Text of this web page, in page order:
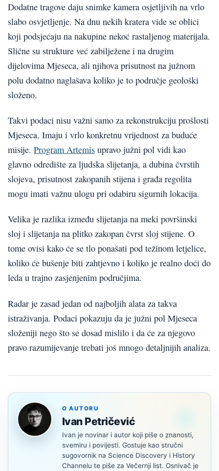
Dodatne tragove daju snimke kamera osjetljivih na vrlo
slabo osvjetljenje. Na dnu nekih kratera vide se oblici
koji podsjećaju na nakupine nekoć rastaljenog materijala.
Slične su strukture već zabilježene i na drugim
dijelovima Mjeseca, ali njihova prisutnost na južnom
polu dodatno naglašava koliko je to područje geološki
složeno.
Takvi podaci nisu važni samo za rekonstrukciju prošlosti
Mjeseca. Imaju i vrlo konkretnu vrijednost za buduće
misije. Program Artemis upravo južni pol vidi kao
glavno odredište za ljudska slijetanja, a dubina čvrstih
slojeva, prisutnost zakopanih stijena i građa regolita
mogu imati važnu ulogu pri odabiru sigurnih lokacija.
Velika je razlika između slijetanja na meki površinski
sloj i slijetanja na plitko zakopan čvrst sloj stijene. O
tome ovisi kako će se tlo ponašati pod težinom letjelice,
koliko će bušenje biti zahtjevno i koliko je realno doći do
leda u trajno zasjenjenim područjima.
Radar je zasad jedan od najboljih alata za takva
istraživanja. Podaci pokazuju da je južni pol Mjeseca
složeniji nego što se dosad mislilo i da će za njegovo
pravo razumijevanje trebati još mnogo detaljnijih analiza.
O AUTORU
Ivan Petričević
Ivan je novinar i autor koji piše o znanosti,
svemiru i povijesti. Gostuje kao stručni
sugovornik na Science Discovery i History
Channelu te piše za Večernji list. Osnivač je